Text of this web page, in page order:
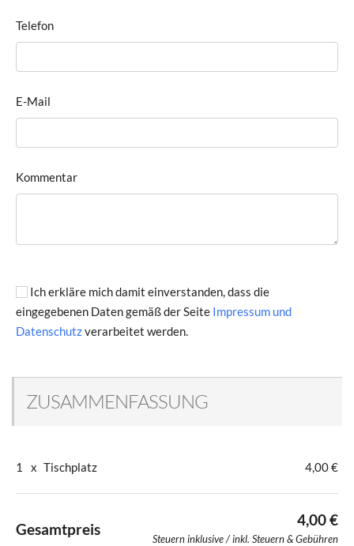
Telefon
E-Mail
Kommentar
Ich erkläre mich damit einverstanden, dass die
eingegebenen Daten gemäß der Seite Impressum und
Datenschutzverarbeitet werden.
ZUSAMMENFASSUNG
1 x Tischplatz 4,00 €
Gesamtpreis
4,00 €
Steuern inklusive